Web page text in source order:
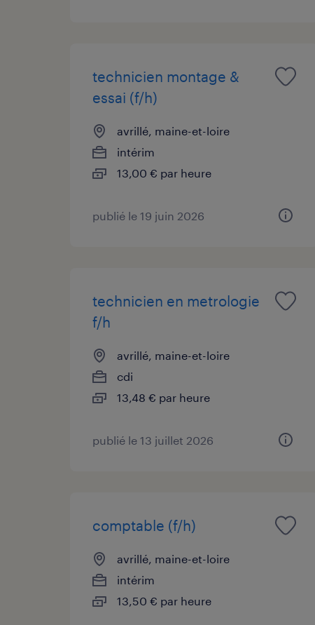
technicien montage &
essai (f/h)
avrillé, maine-et-loire
intérim
13,00 € par heure
publié le 19 juin 2026
technicien en metrologie
f/h
avrillé, maine-et-loire
cdi
13,48 € par heure
publié le 13 juillet 2026
comptable (f/h)
avrillé, maine-et-loire
intérim
13,50 € par heure